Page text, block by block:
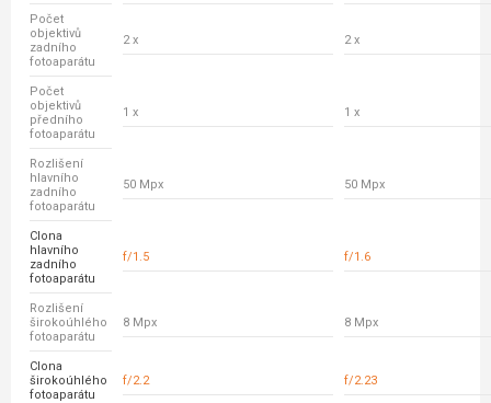
Počet
objektivů
zadního
fotoaparátu
2 x 2 x
Počet
objektivů
předního
fotoaparátu
1 x 1 x
Rozlišení
hlavního
zadního
fotoaparátu
50 Mpx 50 Mpx
Clona
hlavního
zadního
fotoaparátu
f/1.5 f/1.6
Rozlišení
širokoúhlého
fotoaparátu
8 Mpx 8 Mpx
Clona
širokoúhlého
fotoaparátu
f/2.2 f/2.23